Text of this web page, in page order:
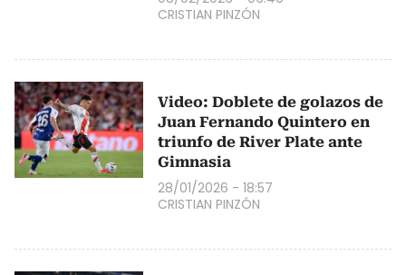
CRISTIAN PINZÓN
Video: Doblete de golazos de
Juan Fernando Quintero en
triunfo de River Plate ante
Gimnasia
28/01/2026 - 18:57
CRISTIAN PINZÓN